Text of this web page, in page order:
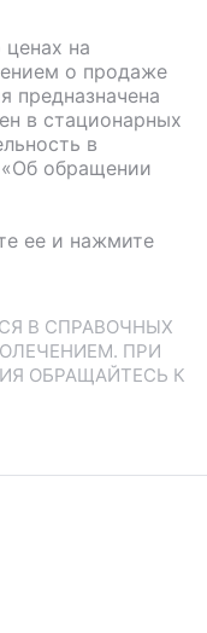
на
о продаже
предназначена
в стационарных
в
обращении
ее и нажмите
В СПРАВОЧНЫХ
ПРИ
ОБРАЩАЙТЕСЬ К